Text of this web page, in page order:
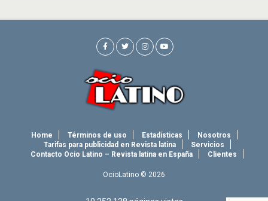
Home Términos de uso Estadísticas
Nosotros
Tarifas para publicidad en Revista latina
Servicios
Contacto Ocio Latino – Revista latina en España
Clientes
OcioLatino © 2026